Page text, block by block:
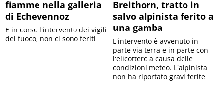
fiamme nella galleria
di Echevennoz
E in corso l'intervento dei vigili
del fuoco, non ci sono feriti
Breithorn, tratto in
salvo alpinista ferito a
una gamba
L'intervento è avvenuto in
parte via terra e in parte con
l'elicottero a causa delle
condizioni meteo. L'alpinista
non ha riportato gravi ferite